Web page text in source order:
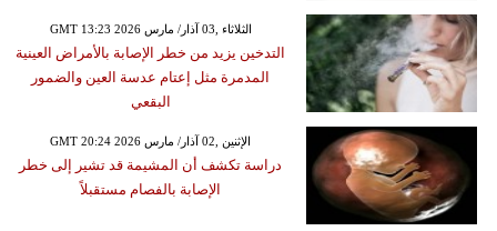
GMT 13:23 2026 الثلاثاء ,03 آذار/ مارس
التدخين يزيد من خطر الإصابة بالأمراض العينية
المدمرة مثل إعتام عدسة العين والضمور
البقعي
GMT 20:24 2026 الإثنين ,02 آذار/ مارس
دراسة تكشف أن المشيمة قد تشير إلى خطر
الإصابة بالفصام مستقبلاً